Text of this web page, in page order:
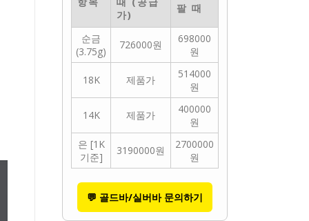
가)
팔 때
순금
(3.75g)
726000원
698000
원
18K 제품가
514000
원
14K 제품가
400000
원
은 [1K
기준]
3190000원
2700000
원
💬 골드바/실버바 문의하기